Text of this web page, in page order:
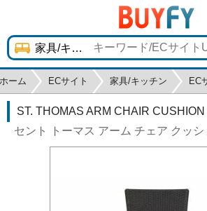
ホーム ECサイト 家具/キッチン EC
ST. THOMAS ARM CHAIR
セント トーマス アーム チェア クッ